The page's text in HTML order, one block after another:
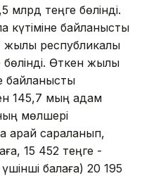
млрд теңге бөлінді.
күтіміне байланысты
жылы республикалық
Өткен жылы
байланысты
145,7 мың адам
мөлшері
қарай сараланып,
15 452 теңге -
балаға) 20 195